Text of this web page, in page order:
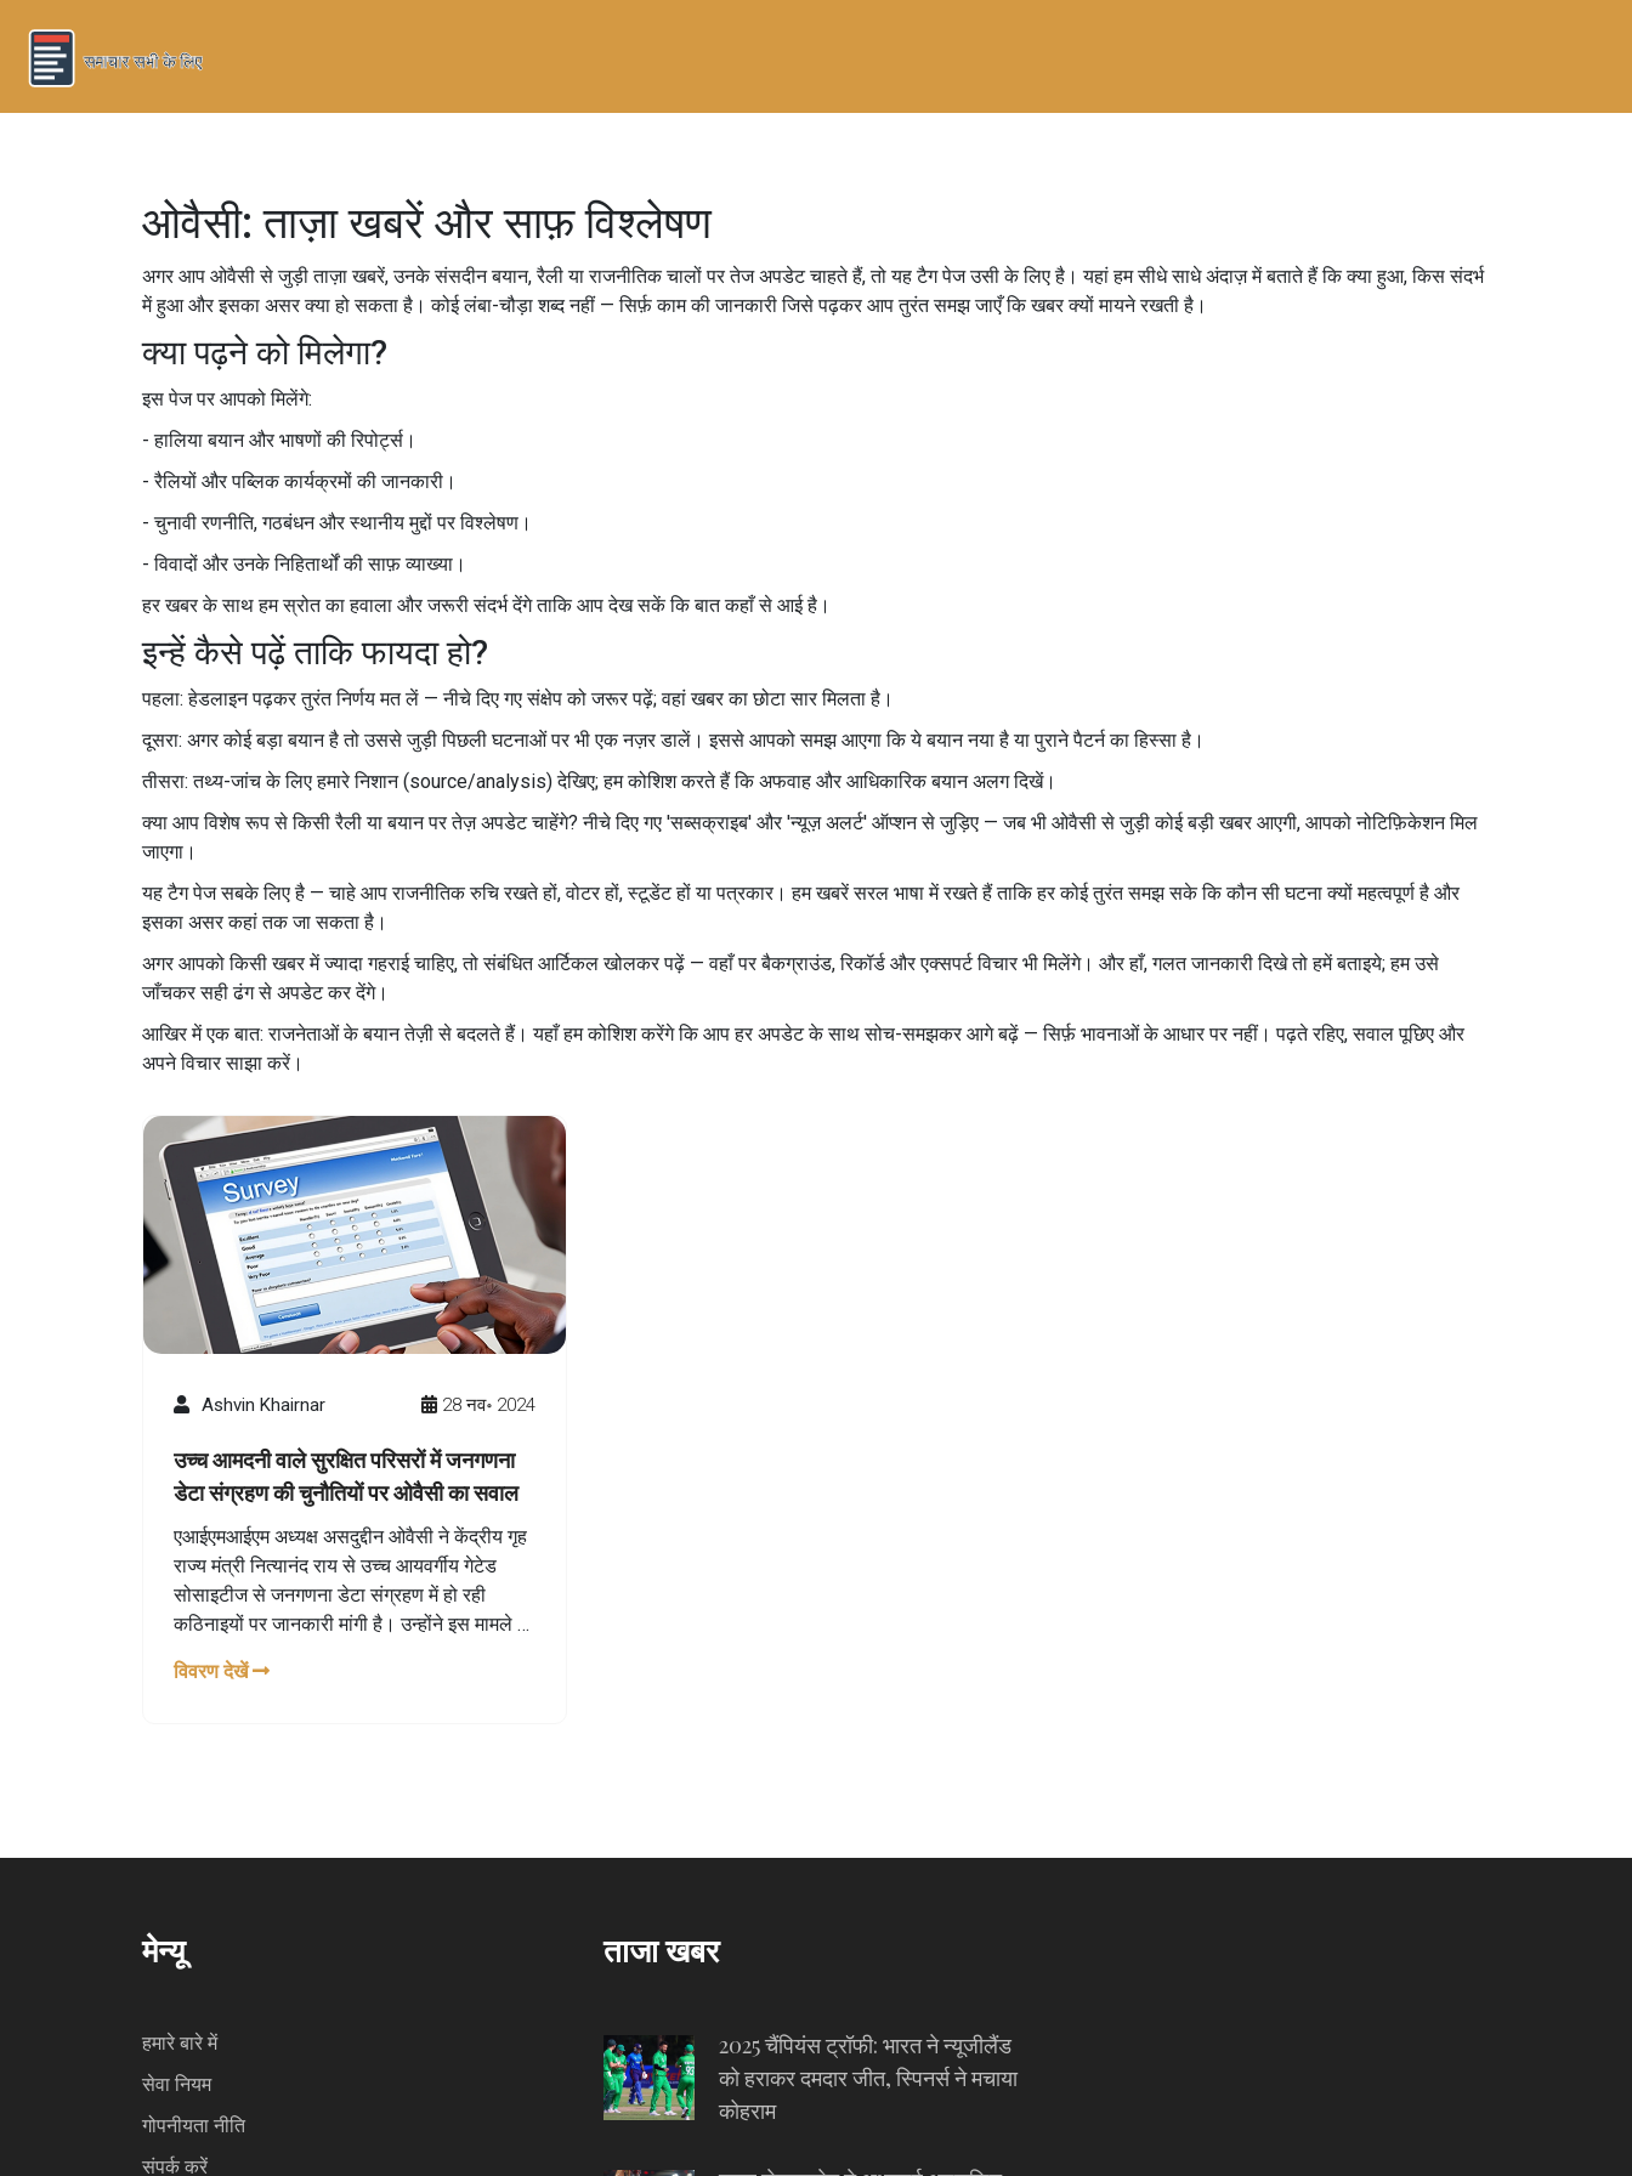
ओवैसी: ताज़ा खबरें और साफ़ विश्लेषण
अगर आप ओवैसी से जुड़ी ताज़ा खबरें, उनके संसदीन बयान, रैली या राजनीतिक चालों पर तेज अपडेट चाहते हैं, तो यह टैग पेज उसी के लिए है। यहां हम सीधे साधे अंदाज़ में बताते हैं कि क्या हुआ, किस संदर्भ
में हुआ और इसका असर क्या हो सकता है। कोई लंबा-चौड़ा शब्द नहीं — सिर्फ़ काम की जानकारी जिसे पढ़कर आप तुरंत समझ जाएँ कि खबर क्यों मायने रखती है।
क्या पढ़ने को मिलेगा?
इस पेज पर आपको मिलेंगे:
- हालिया बयान और भाषणों की रिपोर्ट्स।
- रैलियों और पब्लिक कार्यक्रमों की जानकारी।
- चुनावी रणनीति, गठबंधन और स्थानीय मुद्दों पर विश्लेषण।
- विवादों और उनके निहितार्थों की साफ़ व्याख्या।
हर खबर के साथ हम स्रोत का हवाला और जरूरी संदर्भ देंगे ताकि आप देख सकें कि बात कहाँ से आई है।
इन्हें कैसे पढ़ें ताकि फायदा हो?
पहला: हेडलाइन पढ़कर तुरंत निर्णय मत लें — नीचे दिए गए संक्षेप को जरूर पढ़ें; वहां खबर का छोटा सार मिलता है।
दूसरा: अगर कोई बड़ा बयान है तो उससे जुड़ी पिछली घटनाओं पर भी एक नज़र डालें। इससे आपको समझ आएगा कि ये बयान नया है या पुराने पैटर्न का हिस्सा है।
तीसरा: तथ्य-जांच के लिए हमारे निशान (source/analysis) देखिए; हम कोशिश करते हैं कि अफवाह और आधिकारिक बयान अलग दिखें।
क्या आप विशेष रूप से किसी रैली या बयान पर तेज़ अपडेट चाहेंगे? नीचे दिए गए 'सब्सक्राइब' और 'न्यूज़ अलर्ट' ऑप्शन से जुड़िए — जब भी ओवैसी से जुड़ी कोई बड़ी खबर आएगी, आपको नोटिफ़िकेशन मिल
जाएगा।
यह टैग पेज सबके लिए है — चाहे आप राजनीतिक रुचि रखते हों, वोटर हों, स्टूडेंट हों या पत्रकार। हम खबरें सरल भाषा में रखते हैं ताकि हर कोई तुरंत समझ सके कि कौन सी घटना क्यों महत्वपूर्ण है और
इसका असर कहां तक जा सकता है।
अगर आपको किसी खबर में ज्यादा गहराई चाहिए, तो संबंधित आर्टिकल खोलकर पढ़ें — वहाँ पर बैकग्राउंड, रिकॉर्ड और एक्सपर्ट विचार भी मिलेंगे। और हाँ, गलत जानकारी दिखे तो हमें बताइये; हम उसे
जाँचकर सही ढंग से अपडेट कर देंगे।
आखिर में एक बात: राजनेताओं के बयान तेज़ी से बदलते हैं। यहाँ हम कोशिश करेंगे कि आप हर अपडेट के साथ सोच-समझकर आगे बढ़ें — सिर्फ़ भावनाओं के आधार पर नहीं। पढ़ते रहिए, सवाल पूछिए और
अपने विचार साझा करें।
Ashvin Khairnar 28 नव॰ 2024
उच्च आमदनी वाले सुरक्षित परिसरों में जनगणना
डेटा संग्रहण की चुनौतियों पर ओवैसी का सवाल
एआईएमआईएम अध्यक्ष असदुद्दीन ओवैसी ने केंद्रीय गृह
राज्य मंत्री नित्यानंद राय से उच्च आयवर्गीय गेटेड
सोसाइटीज से जनगणना डेटा संग्रहण में हो रही
कठिनाइयों पर जानकारी मांगी है। उन्होंने इस मामले में
में जानकारी मांगी है जो कि डेटा संग्रहण में आ रही
विवरण देखें
मेन्यू
हमारे बारे में
सेवा नियम
गोपनीयता नीति
संपर्क करें
ताजा खबर
2025 चैंपियंस ट्रॉफी: भारत ने न्यूजीलैंड
को हराकर दमदार जीत, स्पिनर्स ने मचाया
कोहराम